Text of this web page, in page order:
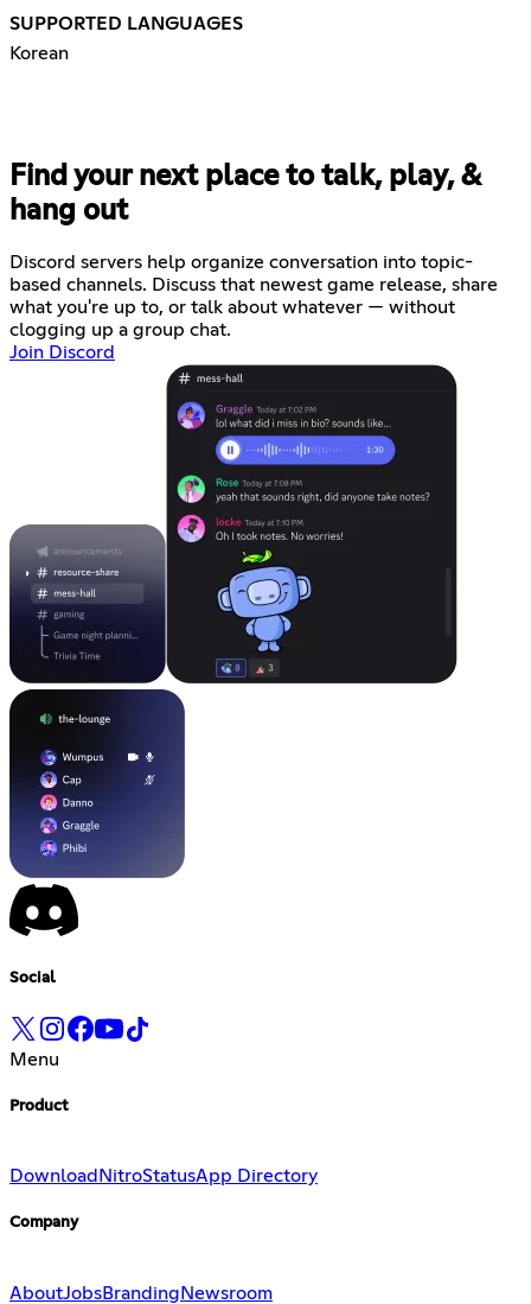
SUPPORTED LANGUAGES
Korean
Find your next place to talk, play, &
hang out
Discord servers help organize conversation into topic-
based channels. Discuss that newest game release, share
what you're up to, or talk about whatever — without
clogging up a group chat.
Join Discord
Social
Menu
Product
Download NitroStatusApp Directory
Company
AboutJobsBrandingNewsroom